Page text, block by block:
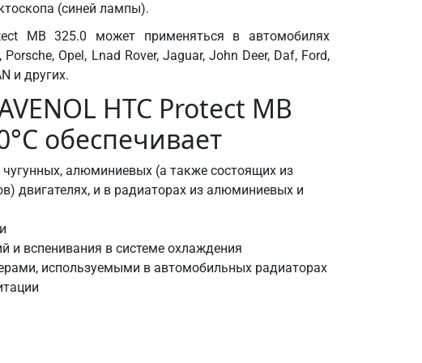
(синей лампы).
MB 325.0 может применяться в автомобилях
Opel, Lnad Rover, Jaguar, John Deer, Daf, Ford,
и других.
HTC Protect MB
обеспечивает
чугунных, алюминиевых (а также состоящих из
двигателях, и в радиаторах из алюминиевых и
и вспенивания в системе охлаждения
используемыми в автомобильных радиаторах